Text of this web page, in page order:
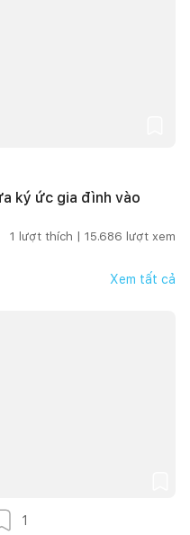
ký ức gia đình vào
1 lượt thích | 15.686 lượt xem
Xem tất cả
1